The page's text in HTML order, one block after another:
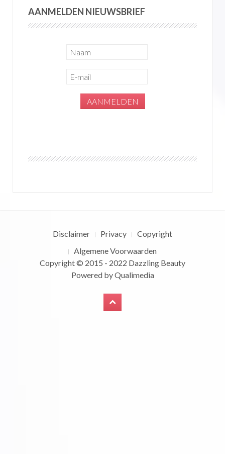
AANMELDEN NIEUWSBRIEF
Disclaimer Privacy
Copyright
Algemene Voorwaarden
Copyright © 2015 - 2022 Dazzling Beauty
Powered byQualimedia